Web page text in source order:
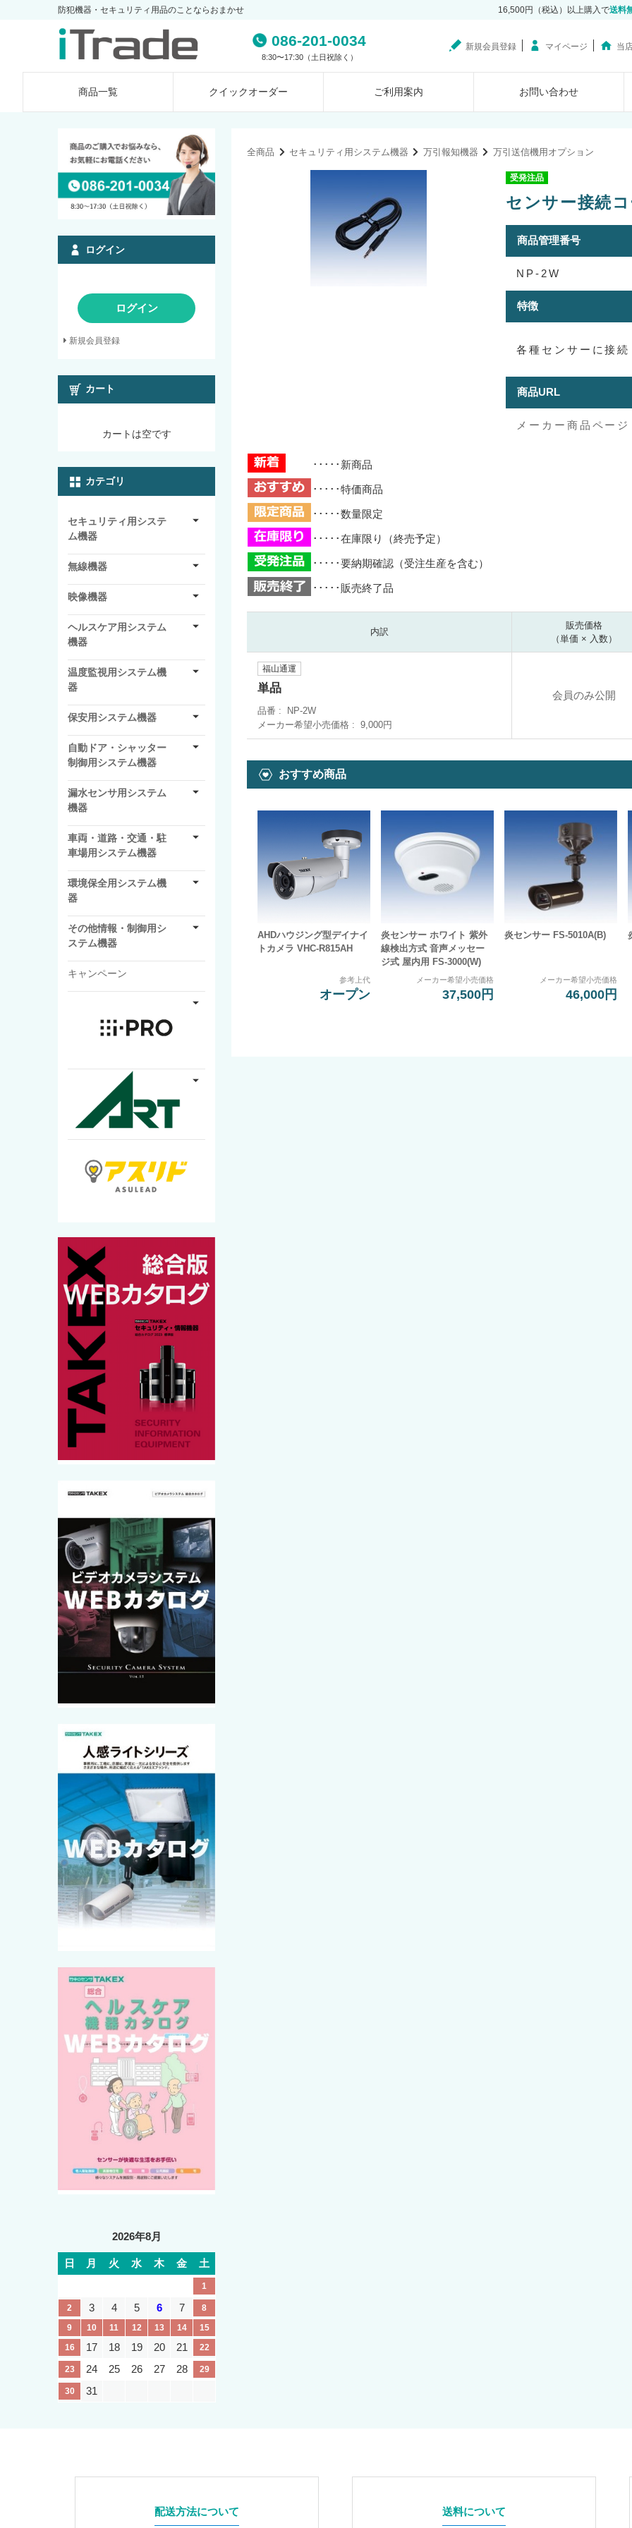
防犯機器・セキュリティ用品のことならおまかせ 16,500円（税込）以上購入で送料
086-201-0034
8:30〜17:30（土日祝除く）
新規会員登録 マイページ 当
商品一覧 クイックオーダー ご利用案内 お問い合わせ
全商品 セキュリティ用システム機器 万引報知機器 万引送信機用オプション
受発注品
センサー接続
商品管理番号
NP-2W
特徴
各種センサーに接続
商品URL
メーカー商品ページ
･････新商品
･････特価商品
･････数量限定
･････在庫限り（終売予定）
･････要納期確認（受注生産を含む）
･････販売終了品
内訳
販売価格
（単価 × 入数）
福山通運
単品
品番
NP-2W
メーカー希望小売価格
9,000円
会員のみ公開
おすすめ商品
AHDハウジング型デイナイ
トカメラ VHC-R815AH
参考上代
オープン
炎センサー ホワイト 紫外
線検出方式 音声メッセー
ジ式 屋内用 FS-3000(W)
メーカー希望小売価格
37,500円
炎センサー FS-5010A(B)
メーカー希望小売価格
46,000円
ログイン
ログイン
新規会員登録
カート
カートは空です
カテゴリ
セキュリティ用システ
ム機器
無線機器
映像機器
ヘルスケア用システム
機器
温度監視用システム機
器
保安用システム機器
自動ドア・シャッター
制御用システム機器
漏水センサ用システム
機器
車両・道路・交通・駐
車場用システム機器
環境保全用システム機
器
その他情報・制御用シ
ステム機器
キャンペーン
2026年8月
日 月 火 水 木 金 土
1
2 3 4 5 6 7
8
9
10 11 12 13 14
15
16
17 18 19 20 21 22
23 24 25 26 27 28 29
30 31
配送方法について 送料について